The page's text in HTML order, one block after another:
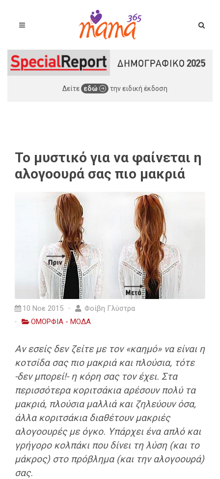
Δείτε εδώ την ειδική έκδοση
Το μυστικό για να φαίνεται η
αλογοουρά σας πιο μακριά
10 Νοε 2015
Φοίβη Γλύστρα
ΟΜΟΡΦΙΑ - ΜΟΔΑ
Αν εσείς δεν ζείτε με τον «καημό» να είναι η
κοτσίδα σας πιο μακριά και πλούσια, τότε
-δεν μπορεί!- η κόρη σας τον έχει. Στα
περισσότερα κοριτσάκια αρέσουν πολύ τα
μακριά, πλούσια μαλλιά και ζηλεύουν όσα,
άλλα κοριτσάκια διαθέτουν μακριές
αλογοουρές με όγκο. Υπάρχει ένα απλό και
γρήγορο κολπάκι που δίνει τη λύση (και το
μάκρος) στο πρόβλημα (και την αλογοουρά)
σας.